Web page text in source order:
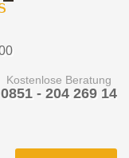
Kostenlose Beratung
0851 - 204 269 14